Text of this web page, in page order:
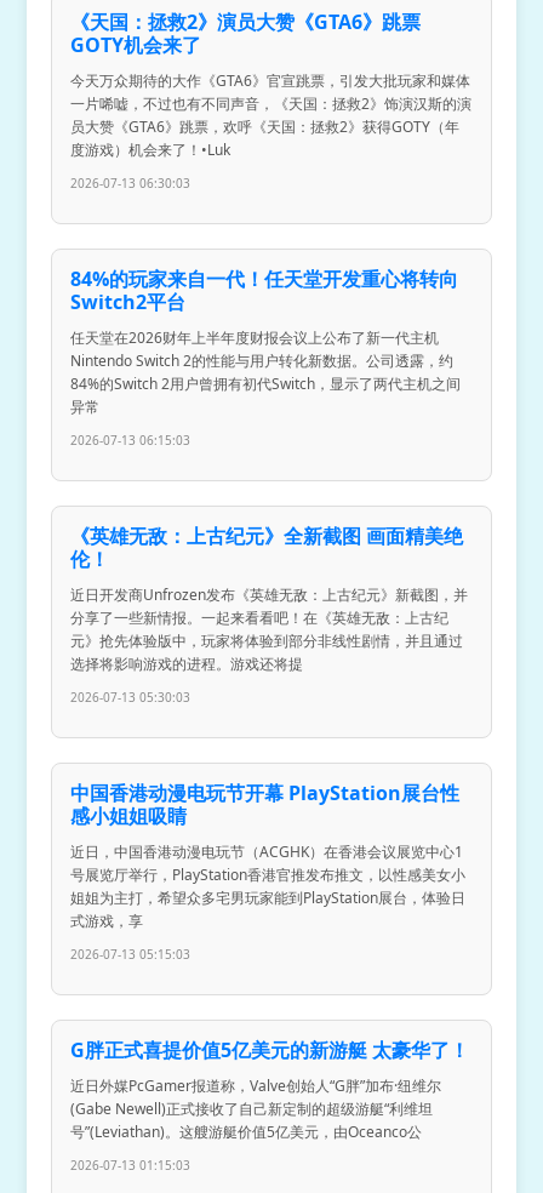
《天国：拯救2》演员大赞《GTA6》跳票
GOTY机会来了
今天万众期待的大作《GTA6》官宣跳票，引发大批玩家和媒体
一片唏嘘，不过也有不同声音，《天国：拯救2》饰演汉斯的演
员大赞《GTA6》跳票，欢呼《天国：拯救2》获得GOTY（年
度游戏）机会来了！•Luk
2026-07-13 06:30:03
84%的玩家来自一代！任天堂开发重心将转向
Switch2平台
任天堂在2026财年上半年度财报会议上公布了新一代主机
Nintendo Switch 2的性能与用户转化新数据。公司透露，约
84%的Switch 2用户曾拥有初代Switch，显示了两代主机之间
异常
2026-07-13 06:15:03
《英雄无敌：上古纪元》全新截图 画面精美绝
伦！
近日开发商Unfrozen发布《英雄无敌：上古纪元》新截图，并
分享了一些新情报。一起来看看吧！在《英雄无敌：上古纪
元》抢先体验版中，玩家将体验到部分非线性剧情，并且通过
选择将影响游戏的进程。游戏还将提
2026-07-13 05:30:03
中国香港动漫电玩节开幕 PlayStation展台性
感小姐姐吸睛
近日，中国香港动漫电玩节（ACGHK）在香港会议展览中心1
号展览厅举行，PlayStation香港官推发布推文，以性感美女小
姐姐为主打，希望众多宅男玩家能到PlayStation展台，体验日
式游戏，享
2026-07-13 05:15:03
G胖正式喜提价值5亿美元的新游艇 太豪华了！
近日外媒PcGamer报道称，Valve创始人“G胖”加布·纽维尔
(Gabe Newell)正式接收了自己新定制的超级游艇“利维坦
号”(Leviathan)。这艘游艇价值5亿美元，由Oceanco公
2026-07-13 01:15:03